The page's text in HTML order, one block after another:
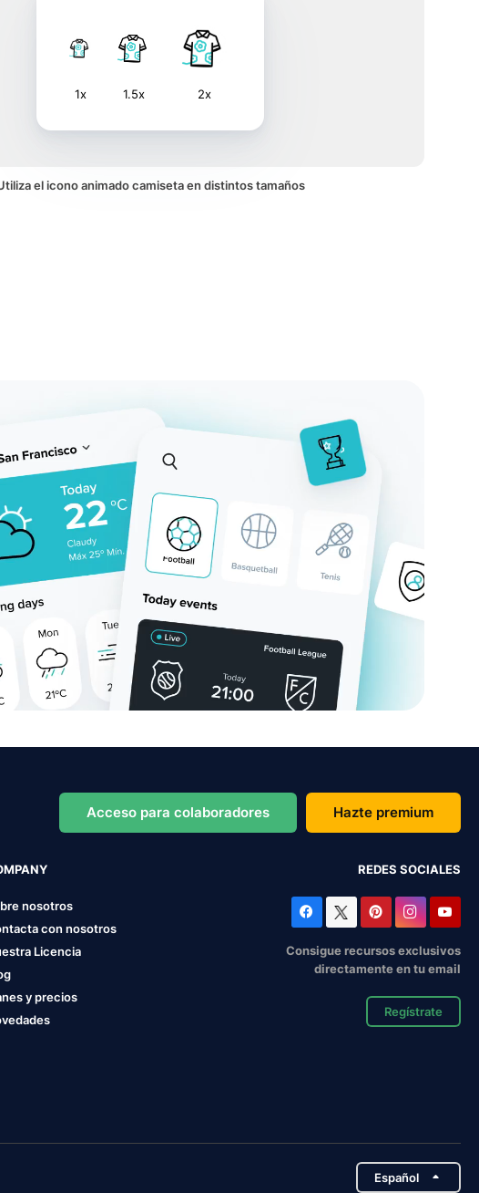
1x 1.5x 2x
el icono animado camiseta en distintos tamaños
Acceso para colaboradores Hazte premium
nosotros
con nosotros
Licencia
y precios
REDES SOCIALES
Consigue recursos exclusivos
directamente en tu email
Regístrate
Español